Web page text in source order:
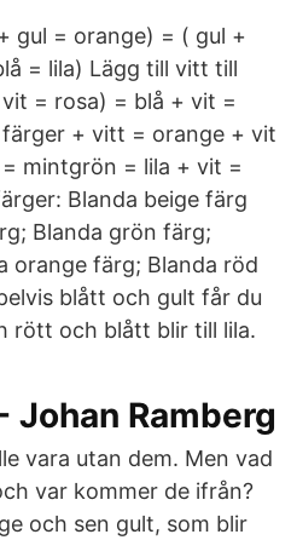
gul = orange) = ( gul +
= lila) Lägg till vitt till
= rosa) = blå + vit =
+ vitt = orange + vit
mintgrön = lila + vit =
Blanda beige färg
Blanda grön färg;
orange färg; Blanda röd
blått och gult får du
rött och blått blir till lila.
Johan Ramberg
vara utan dem. Men vad
var kommer de ifrån?
och sen gult, som blir